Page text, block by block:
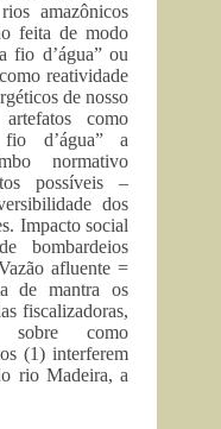
amazônicos
feita de modo
fio d’água” ou
reatividade
de nosso
como
fio d’água” a
normativo
possíveis –
dos
Impacto social
bombardeios
afluente =
de mantra os
fiscalizadoras,
sobre como
(1) interferem
rio Madeira, a